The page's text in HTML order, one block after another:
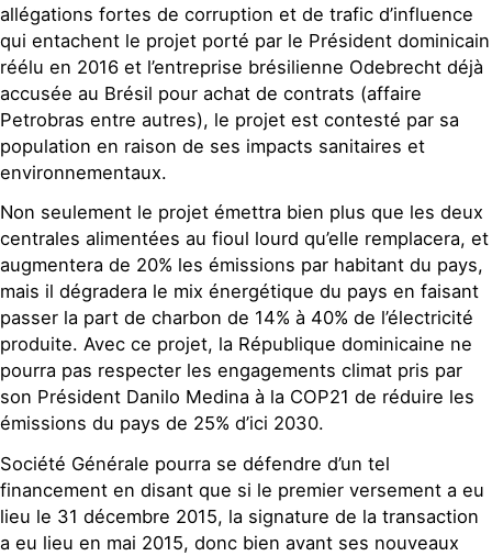
allégations fortes de corruption et de trafic d’influence
qui entachent le projet porté par le Président dominicain
réélu en 2016 et l’entreprise brésilienne Odebrecht déjà
accusée au Brésil pour achat de contrats (affaire
Petrobras entre autres), le projet est contesté par sa
population en raison de ses impacts sanitaires et
environnementaux.
Non seulement le projet émettra bien plus que les deux
centrales alimentées au fioul lourd qu’elle remplacera, et
augmentera de 20% les émissions par habitant du pays,
mais il dégradera le mix énergétique du pays en faisant
passer la part de charbon de 14% à 40% de l’électricité
produite. Avec ce projet, la République dominicaine ne
pourra pas respecter les engagements climat pris par
son Président Danilo Medina à la COP21 de réduire les
émissions du pays de 25% d’ici 2030.
Société Générale pourra se défendre d’un tel
financement en disant que si le premier versement a eu
lieu le 31 décembre 2015, la signature de la transaction
a eu lieu en mai 2015, donc bien avant ses nouveaux